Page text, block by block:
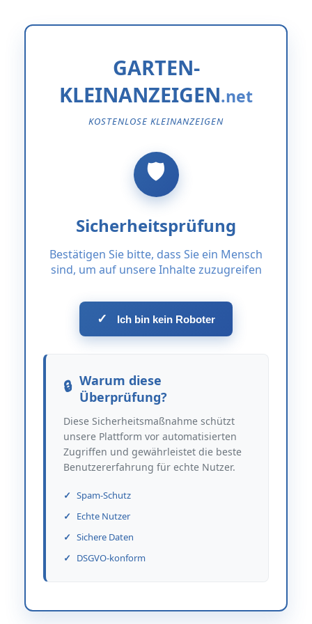
GARTEN-
KLEINANZEIGEN
KOSTENLOSE KLEINANZEIGEN
Sicherheitsprüfung
Bestätigen Sie bitte, dass Sie ein Mensch
sind, um auf unsere Inhalte zuzugreifen
✓ Ich bin kein Roboter
Warum diese
Überprüfung?
Diese Sicherheitsmaßnahme schützt
unsere Plattform vor automatisierten
Zugriffen und gewährleistet die beste
Benutzererfahrung für echte Nutzer.
Spam-Schutz
Echte Nutzer
Sichere Daten
DSGVO-konform